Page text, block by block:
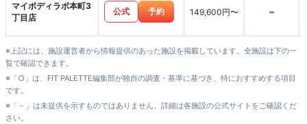
マイボディラボ本町3
丁目店
公式 予約 149,600円〜 -
※上記には、施設運営者から情報提供のあった施設を掲載しています。全施設は下の一
覧で確認できます。
※「○」は、FIT PALETTE編集部が独自の調査・基準に基づき、特におすすめする項目
です。
※「－」は未提供を示すものではありません。詳細は各施設の公式サイトをご確認くだ
さい。